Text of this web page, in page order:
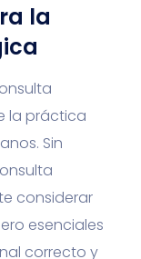
la
la práctica
Sin
considerar
esenciales
correcto y